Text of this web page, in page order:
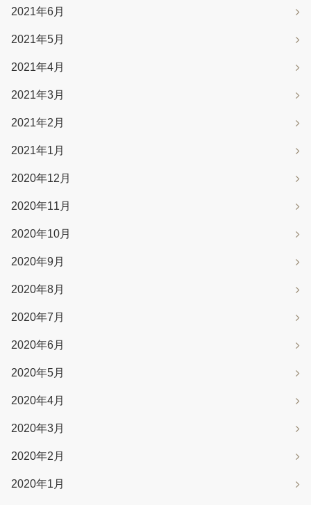
2021年6月
2021年5月
2021年4月
2021年3月
2021年2月
2021年1月
2020年12月
2020年11月
2020年10月
2020年9月
2020年8月
2020年7月
2020年6月
2020年5月
2020年4月
2020年3月
2020年2月
2020年1月